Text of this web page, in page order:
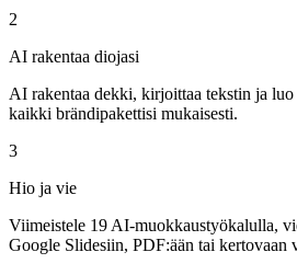
2
AI rakentaa diojasi
AI rakentaa dekki, kirjoittaa tekstin ja
kaikki brändipakettisi mukaisesti.
3
Hio ja vie
Viimeistele 19 AI-muokkaustyökalulla,
Google Slidesiin, PDF:ään tai kertovaan